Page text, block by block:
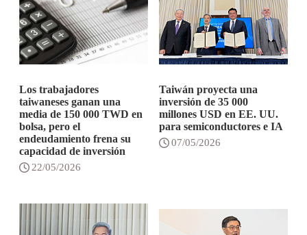
Los trabajadores
taiwaneses ganan una
media de 150 000 TWD en
bolsa, pero el
endeudamiento frena su
capacidad de inversión
22/05/2026
Taiwán proyecta una
inversión de 35 000
millones USD en EE. UU.
para semiconductores e IA
07/05/2026